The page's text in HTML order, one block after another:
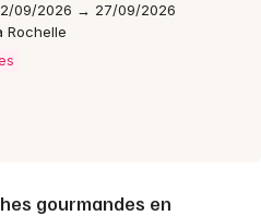
09/2026 → 27/09/2026
Rochelle
gourmandes en